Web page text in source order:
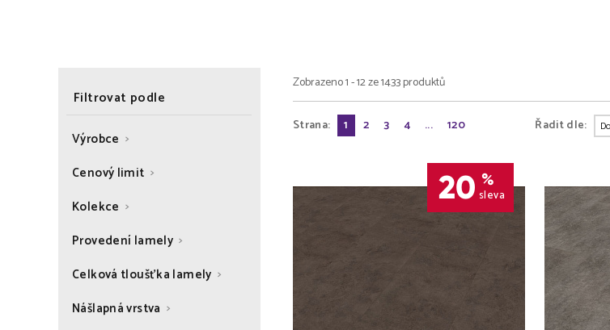
Filtrovat podle
Výrobce
Cenový limit
Kolekce
Provedení lamely
Celková tloušťka lamely
Nášlapná vrstva
Zobrazeno 1 - 12 ze 1433 produktů
Strana: 1 2 3 4 ... 120 Řadit dle:
20 %
sleva